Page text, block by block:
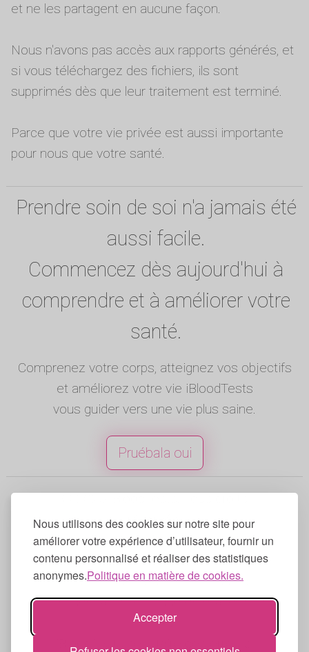
Nous utilisons des cookies sur notre site pour
améliorer votre expérience d’utilisateur, fournir un
contenu personnalisé et réaliser des statistiques
anonymes.Politique en matière de cookies.
Accepter
et ne les partagent en aucune façon.
Nous n'avons pas accès aux rapports générés, et
si vous téléchargez des fichiers, ils sont
supprimés dès que leur traitement est terminé.
Parce que votre vie privée est aussi importante
pour nous que votre santé.
Prendre soin de soi n'a jamais été
aussi facile.
Commencez dès aujourd'hui à
comprendre et à améliorer votre
santé.
Comprenez votre corps, atteignez vos objectifs
et améliorez votre vie iBloodTests
vous guider vers une vie plus saine.
Pruébala oui
réservés.
Anglais|Espagnol|Francés|Portugais |
Allemand|Italien
Conditions d'utilisation|Politique de
confidentialité|Politique en matière de
cookies
iBloodTests peut faire des erreurs,